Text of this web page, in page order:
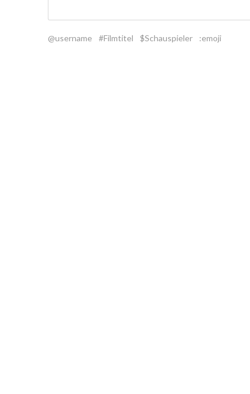
@username #Filmtitel $Schauspieler :emoji